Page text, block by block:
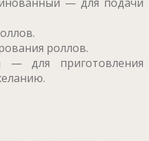
роллов.
— для приготовления